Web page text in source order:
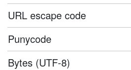
URL escape code
Punycode
Bytes (UTF-8)